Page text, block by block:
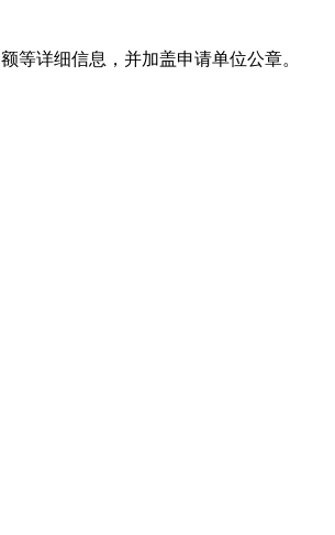
等详细信息，并加盖申请单位公章。